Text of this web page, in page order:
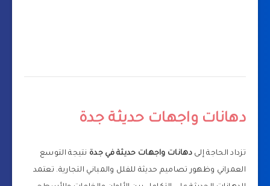
دهانات واجهات حديثة جدة
تزداد الحاجة إلىدهانات واجهات حديثة في جدة نتيجة التوسع
العمراني وظهور تصاميم حديثة للفلل والمباني التجارية. تعتمد